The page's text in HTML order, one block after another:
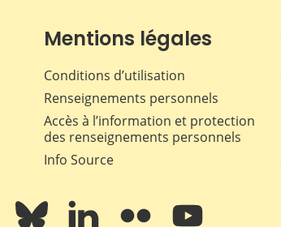
Mentions légales
Conditions d’utilisation
Renseignements personnels
Accès à l’information et protection
des renseignements personnels
Info Source